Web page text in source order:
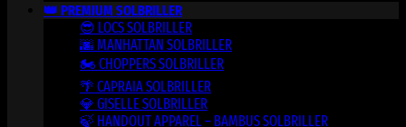
👑 PREMIUM SOLBRILLER
😎 LOCS SOLBRILLER
🌆 MANHATTAN SOLBRILLER
🏍️ CHOPPERS SOLBRILLER
🌴 CAPRAIA SOLBRILLER
💎 GISELLE SOLBRILLER
🍃 HANDOUT APPAREL – BAMBUS SOLBRILLER